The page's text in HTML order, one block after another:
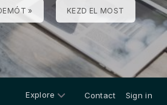
» KEZD EL MOST
Explore Contact Sign in